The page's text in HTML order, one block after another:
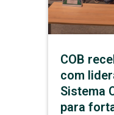
COB
com
Sistema
para